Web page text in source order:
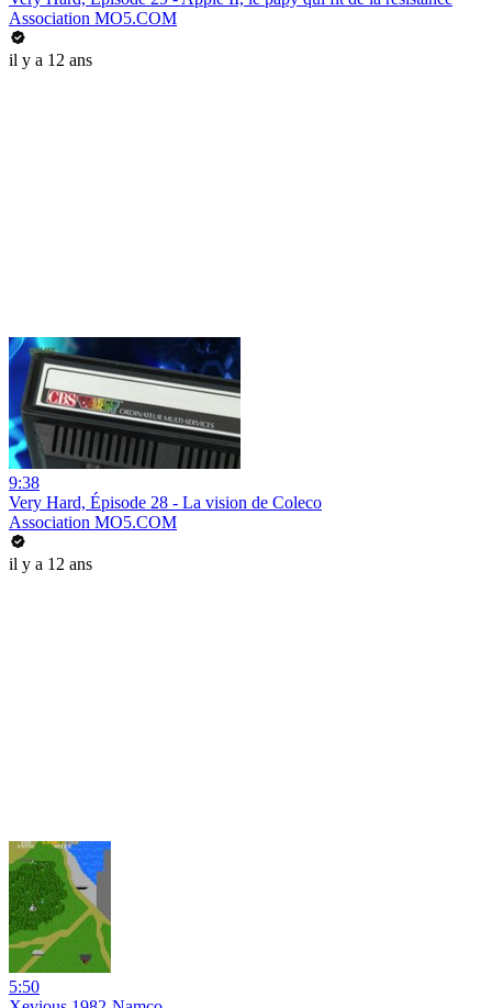
Association MO5.COM
il y a 12 ans
9:38
Very Hard, Épisode 28 - La vision de Coleco
Association MO5.COM
il y a 12 ans
5:50